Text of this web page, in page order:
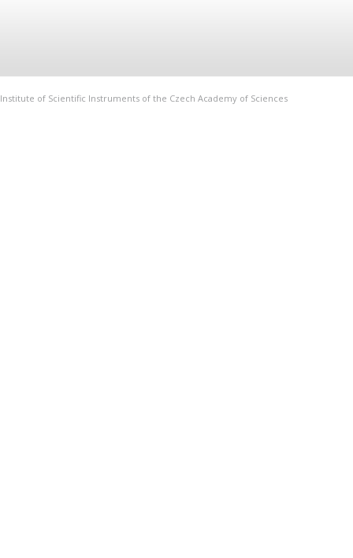
Institute of Scientific Instruments of the Czech Academy of Sciences